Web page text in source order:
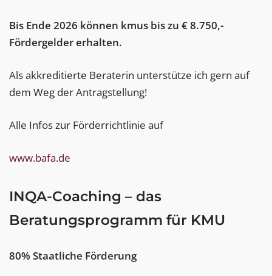
Bis Ende 2026 können kmus bis zu € 8.750,-
Fördergelder erhalten.
Als akkreditierte Beraterin unterstütze ich gern auf
dem Weg der Antragstellung!
Alle Infos zur Förderrichtlinie auf
www.bafa.de
INQA-Coaching – das
Beratungsprogramm für KMU
80% Staatliche Förderung